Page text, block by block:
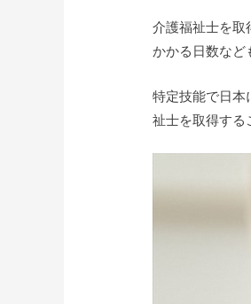
介護福祉士を取
かかる日数など
特定技能で日本
祉士を取得する